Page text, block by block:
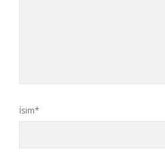
İsim*